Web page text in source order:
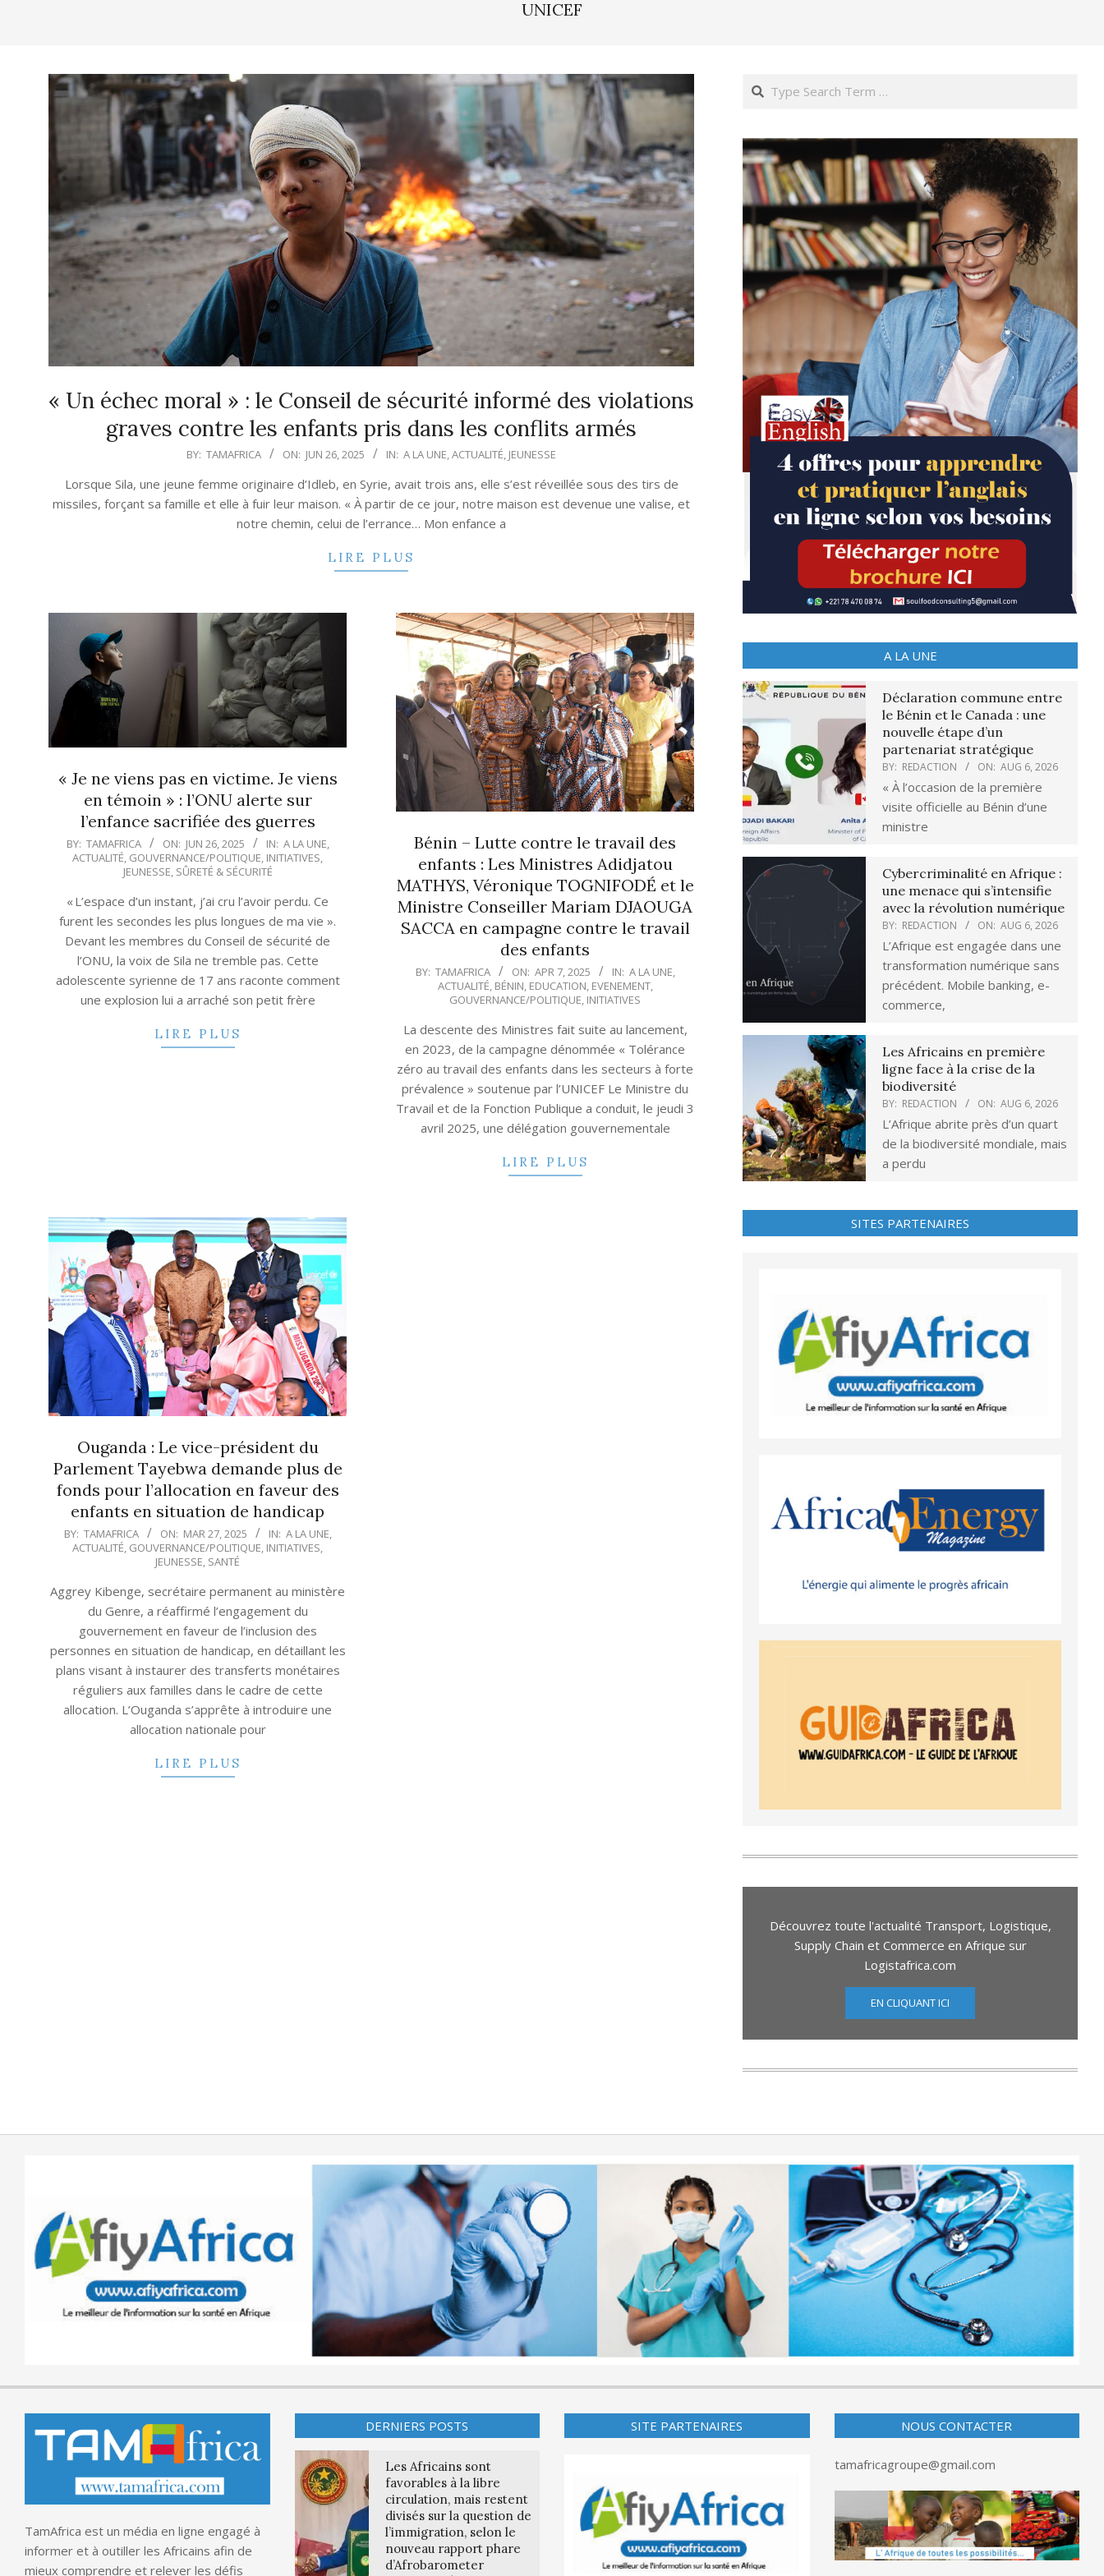
UNICEF
« Un échec moral » : le Conseil de sécurité informé des violations
graves contre les enfants pris dans les conflits armés
BY: TAMAFRICA ON: JUN 26, 2025 IN: A LA UNE,ACTUALITÉ, JEUNESSE
Lorsque Sila, une jeune femme originaire d’Idleb, en Syrie, avait trois ans, elle s’est réveillée sous des tirs de
missiles, forçant sa famille et elle à fuir leur maison. « À partir de ce jour, notre maison est devenue une valise, et
notre chemin, celui de l’errance… Mon enfance a
LIRE PLUS
« Je ne viens pas en victime. Je viens
en témoin » : l’ONU alerte sur
l’enfance sacrifiée des guerres
2025-
BY: TAMAFRICA ON: JUN 26, 2025 IN: A LA UNE,
ACTUALITÉ, GOUVERNANCE/POLITIQUE, INITIATIVES,
JEUNESSE, SÛRETÉ & SÉCURITÉ
« L’espace d’un instant, j’ai cru l’avoir perdu. Ce
furent les secondes les plus longues de ma vie ».
Devant les membres du Conseil de sécurité de
l’ONU, la voix de Sila ne tremble pas. Cette
adolescente syrienne de 17 ans raconte comment
une explosion lui a arraché son petit frère
LIRE PLUS
Bénin – Lutte contre le travail des
enfants : Les Ministres Adidjatou
MATHYS, Véronique TOGNIFODÉ et le
Ministre Conseiller Mariam DJAOUGA
SACCA en campagne contre le travail
des enfants
2025-
BY: TAMAFRICA ON: APR 7, 2025 IN: A LA UNE,
ACTUALITÉ, BÉNIN, EDUCATION, EVENEMENT,
GOUVERNANCE/POLITIQUE, INITIATIVES
La descente des Ministres fait suite au lancement,
en 2023, de la campagne dénommée « Tolérance
zéro au travail des enfants dans les secteurs à forte
prévalence » soutenue par l’UNICEF Le Ministre du
Travail et de la Fonction Publique a conduit, le jeudi 3
avril 2025, une délégation gouvernementale
LIRE PLUS
Ouganda : Le vice-président du
Parlement Tayebwa demande plus de
fonds pour l’allocation en faveur des
enfants en situation de handicap
2025-
BY: TAMAFRICA ON: MAR 27, 2025 IN: A LA UNE,
ACTUALITÉ, GOUVERNANCE/POLITIQUE, INITIATIVES,
JEUNESSE, SANTÉ
Aggrey Kibenge, secrétaire permanent au ministère
du Genre, a réaffirmé l’engagement du
gouvernement en faveur de l’inclusion des
personnes en situation de handicap, en détaillant les
plans visant à instaurer des transferts monétaires
réguliers aux familles dans le cadre de cette
allocation. L’Ouganda s’apprête à introduire une
allocation nationale pour
LIRE PLUS
Search
A LA UNE
Déclaration commune entre
le Bénin et le Canada : une
nouvelle étape d’un
partenariat stratégique
BY: REDACTION ON: AUG 6, 2026
« À l’occasion de la première
visite officielle au Bénin d’une
ministre
Cybercriminalité en Afrique :
une menace qui s’intensifie
avec la révolution numérique
BY: REDACTION ON: AUG 6, 2026
L’Afrique est engagée dans une
transformation numérique sans
précédent. Mobile banking, e-
commerce,
Les Africains en première
ligne face à la crise de la
biodiversité
BY: REDACTION ON: AUG 6, 2026
L’Afrique abrite près d’un quart
de la biodiversité mondiale, mais
a perdu
SITES PARTENAIRES
Découvrez toute l'actualité Transport, Logistique,
Supply Chain et Commerce en Afrique sur
Logistafrica.com
EN CLIQUANT ICI
TamAfrica est un média en ligne engagé à
informer et à outiller les Africains afin de
mieux comprendre et relever les défis
DERNIERS POSTS
Les Africains sont
favorables à la libre
circulation, mais restent
divisés sur la question de
l’immigration, selon le
nouveau rapport phare
d’Afrobarometer
SITE PARTENAIRES NOUS CONTACTER
tamafricagroupe@gmail.com